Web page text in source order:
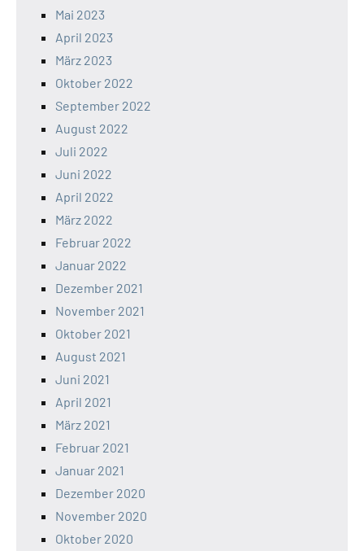
Mai 2023
April 2023
März 2023
Oktober 2022
September 2022
August 2022
Juli 2022
Juni 2022
April 2022
März 2022
Februar 2022
Januar 2022
Dezember 2021
November 2021
Oktober 2021
August 2021
Juni 2021
April 2021
März 2021
Februar 2021
Januar 2021
Dezember 2020
November 2020
Oktober 2020